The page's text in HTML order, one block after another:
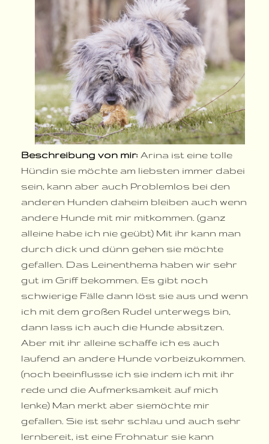
Beschreibung von mir: Arina ist eine tolle
Hündin sie möchte am liebsten immer dabei
sein, kann aber auch Problemlos bei den
anderen Hunden daheim bleiben auch wenn
andere Hunde mit mir mitkommen. (ganz
alleine habe ich nie geübt) Mit ihr kann man
durch dick und dünn gehen sie möchte
gefallen. Das Leinenthema haben wir sehr
gut im Griff bekommen. Es gibt noch
schwierige Fälle dann löst sie aus und wenn
ich mit dem großen Rudel unterwegs bin,
dann lass ich auch die Hunde absitzen.
Aber mit ihr alleine schaffe ich es auch
laufend an andere Hunde vorbeizukommen.
(noch beeinflusse ich sie indem ich mit ihr
rede und die Aufmerksamkeit auf mich
lenke) Man merkt aber siemöchte mir
gefallen. Sie ist sehr schlau und auch sehr
lernbereit, ist eine Frohnatur sie kann